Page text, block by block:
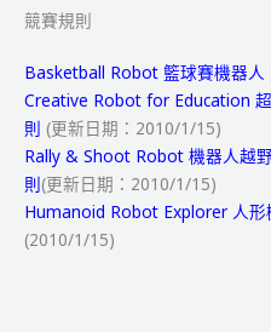
競賽規則
Basketball Robot 籃球賽機器人
Creative Robot for Education
則 (更新日期：2010/1/15)
Rally & Shoot Robot 機器人越
則(更新日期：2010/1/15)
Humanoid Robot Explorer 人形
(2010/1/15)